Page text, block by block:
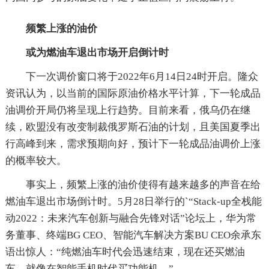
频繁上涨的油价
或为燃油车退出市场开启倒计时
下一次调价窗口将于2022年6月14日24时开启。隆众
资讯认为，以当前的国际原油价格水平计算，下一轮成品
油调价开局仍将呈现上行趋势。目前来看，俄乌仍在继
续，欧盟没有改变制裁俄罗斯石油的计划，且美国夏季出
行高峰到来，需求预期向好，预计下一轮成品油调价上涨
的概率较大。
事实上，频繁上涨的油价使得有越来越多的声音在给
燃油车退出市场倒计时。5月28日举行的`“Stack-up全栈能
动2022：未来汽车创新与融合先锋对话”论坛上，华为常
务董事、终端BG CEO、智能汽车解决方案BU CEO余承东
语出惊人：“纯燃油车时代会迅速结束，现在还买燃油